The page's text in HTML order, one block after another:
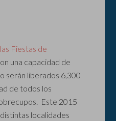
Fiestas de
una capacidad de
serán liberados 6,300
de todos los
Este 2015
localidades